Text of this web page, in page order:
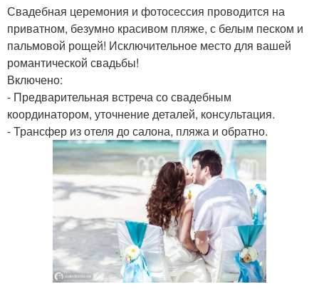
Свадебная церемония и фотосессия проводится на
приватном, безумно красивом пляже, с белым песком и
пальмовой рощей! Исключительное место для вашей
романтической свадьбы!
Включено:
- Предварительная встреча со свадебным
координатором, уточнение деталей, консультация.
- Трансфер из отеля до салона, пляжа и обратно.